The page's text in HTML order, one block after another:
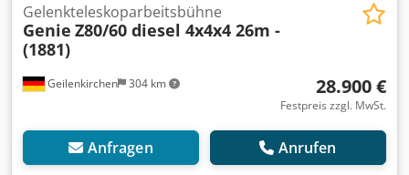
Geilenkirchen 304 km
Gelenkteleskoparbeitsbühne
Genie Z80/60 diesel 4x4x4 26m -
(1881)
28.900 €
Festpreis zzgl. MwSt.
Anfragen Anrufen